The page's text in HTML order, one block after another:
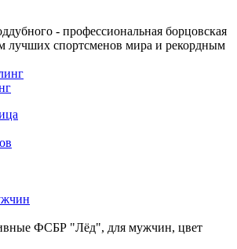
- профессиональная борцовская
лучших спортсменов мира и рекордным
ФСБР "Лёд", для мужчин, цвет